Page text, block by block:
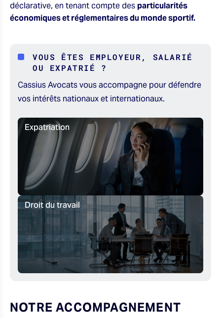
déclarative, en tenant compte des particularités
économiques et réglementaires du monde sportif.
VOUS ÊTES EMPLOYEUR, SALARIÉ
OU EXPATRIÉ ?
Cassius Avocats vous accompagne pour défendre
vos intérêts nationaux et internationaux.
Expatriation
Droit du travail
NOTRE ACCOMPAGNEMENT